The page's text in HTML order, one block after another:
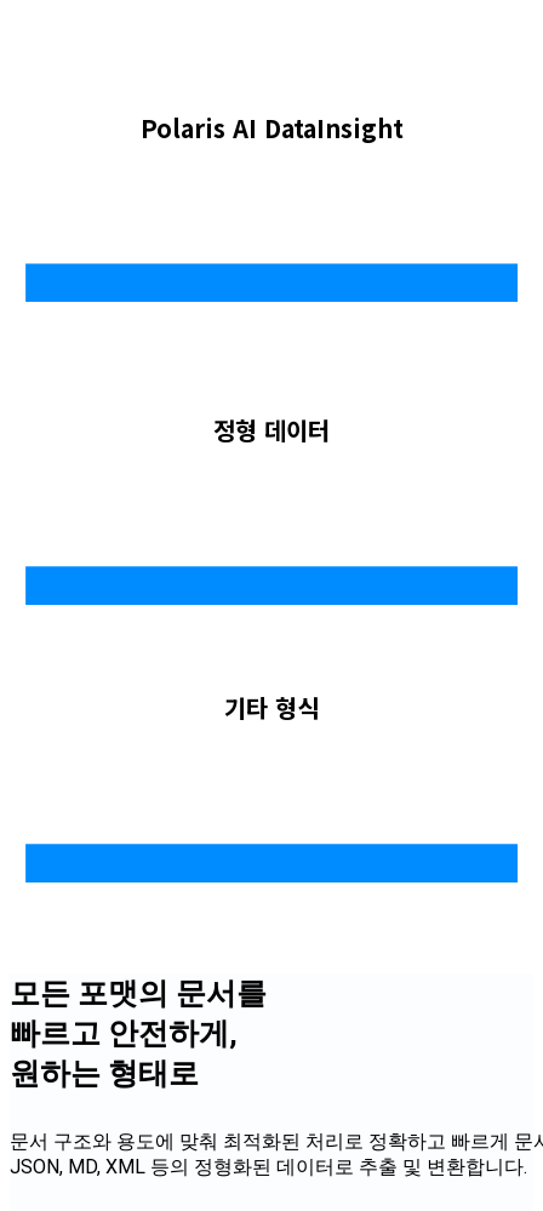
Polaris AI DataInsight
정형 데이터
기타 형식
모든 포맷의 문서를
빠르고 안전하게,
원하는 형태로
문서 구조와 용도에 맞춰 최적화된 처리로 정확하고 빠르게 문
JSON, MD, XML 등의 정형화된 데이터로 추출 및 변환합니다.